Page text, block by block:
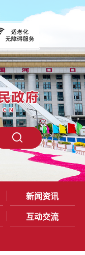
新闻资讯
互动交流